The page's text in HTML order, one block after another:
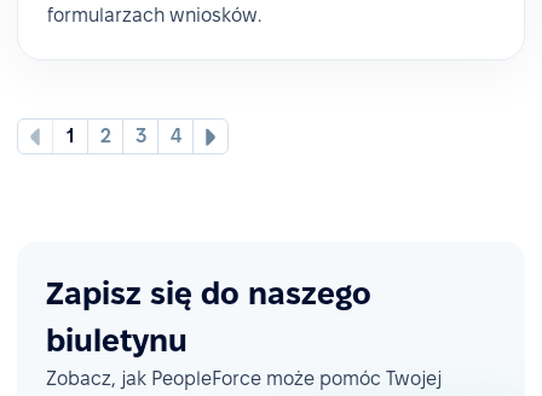
formularzach wniosków.
1 2 3 4
Zapisz się do naszego
biuletynu
Zobacz, jak PeopleForce może pomóc Twojej